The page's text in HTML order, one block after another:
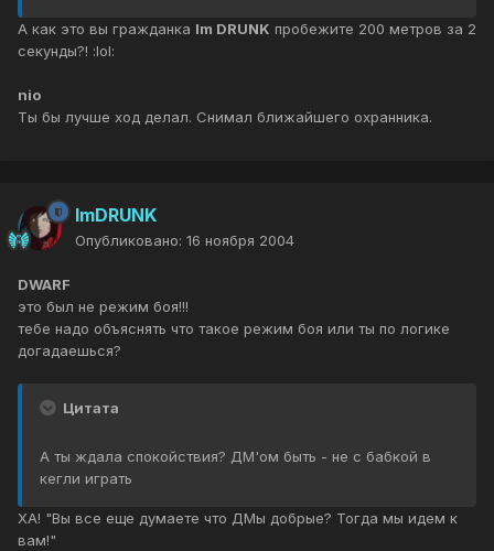
А как это вы гражданка Im DRUNK пробежите 200 метров за 2
секунды?! :lol:
nio
Ты бы лучше ход делал. Снимал ближайшего охранника.
ImDRUNK
Опубликовано: 16 ноября 2004
DWARF
это был не режим боя!!!
тебе надо объяснять что такое режим боя или ты по логике
догадаешься?
Цитата
А ты ждала спокойствия? ДМ'ом быть - не с бабкой в
кегли играть
ХА! "Вы все еще думаете что ДМы добрые? Тогда мы идем к
вам!"